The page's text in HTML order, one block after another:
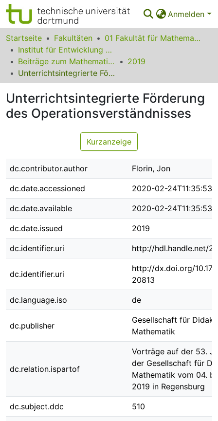
Anmelden
Bereiche & Sammlungen
Das gesamte Repositorium
Statistiken
FAQ
Leitlinien
Zurück zur Startseite
Startseite Fakultäten
01 Fakultät für Mathematik
Institut für Entwicklung und Erforschung des Mathematikunterrichts
Beiträge zum Mathematikunterricht
2019
Unterrichtsintegrierte Förderung des Operationsverständnisses
Unterrichtsintegrierte Förderung
des Operationsverständnisses
Kurzanzeige
dc.contributor.author Florin, Jon
dc.date.accessioned 2020-02-24T11:35:53Z
dc.date.available 2020-02-24T11:35:53Z
dc.date.issued 2019
dc.identifier.uri http://hdl.handle.net/
dc.identifier.uri
http://dx.doi.org/
20813
dc.language.iso de
dc.publisher
Gesellschaft für
Mathematik
dc.relation.ispartof
Vorträge auf der 53.
der Gesellschaft für
Mathematik vom 04.
2019 in Regensburg
dc.subject.ddc 510